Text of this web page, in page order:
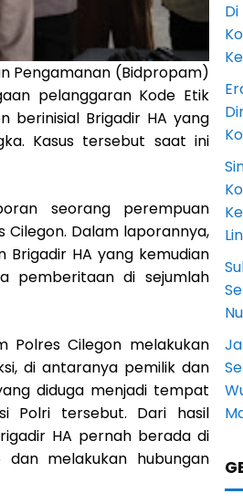
Pengamanan (Bidpropam)
pelanggaran Kode Etik
berinisial Brigadir HA yang
Kasus tersebut saat ini
seorang perempuan
Cilegon. Dalam laporannya,
Brigadir HA yang kemudian
pemberitaan di sejumlah
Polres Cilegon melakukan
di antaranya pemilik dan
diduga menjadi tempat
Polri tersebut. Dari hasil
HA pernah berada di
melakukan hubungan